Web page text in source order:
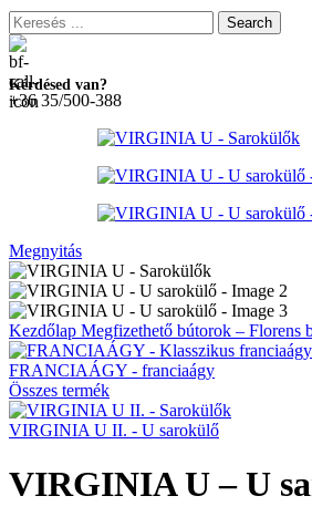
Search
Kérdésed van?
+36 35/500-388
Megnyitás
Kezdőlap Megfizethető bútorok – Florens
FRANCIAÁGY - franciaágy
Összes termék
VIRGINIA U II. - U sarokülő
VIRGINIA U – U